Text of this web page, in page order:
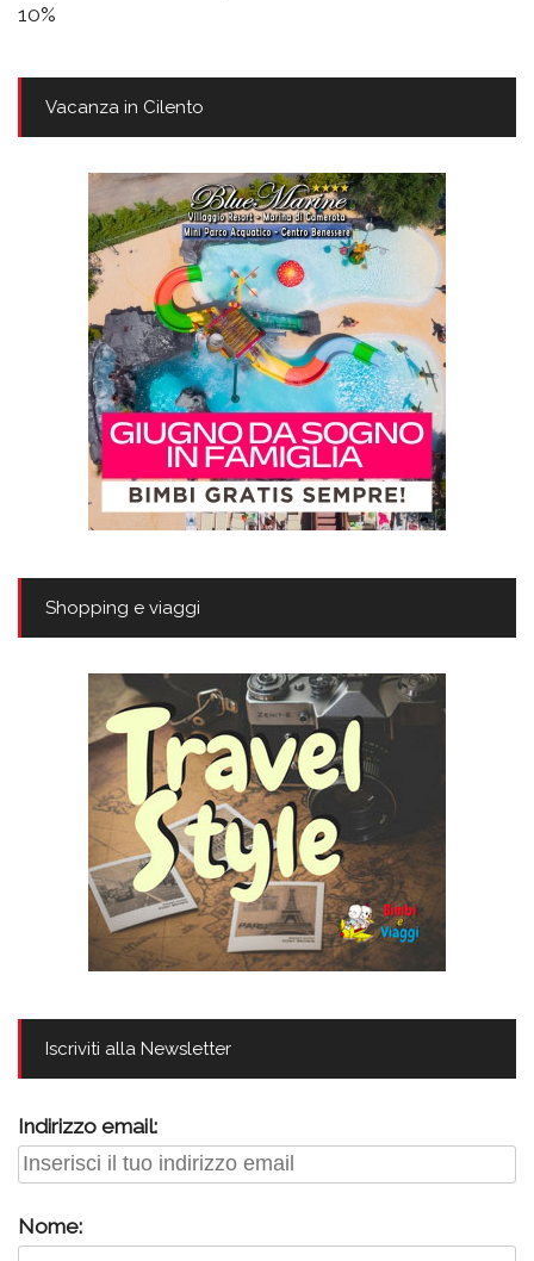
10%
Vacanza in Cilento
Shopping e viaggi
Iscriviti alla Newsletter
Indirizzo email:
Nome: